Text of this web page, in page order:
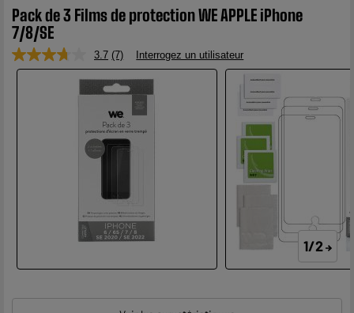
Pack de 3 Films de protection WE APPLE iPhone
7/8/SE
3.7 Lire
7
avis.
Lien
sur
la
même
page.
(7) Interrogez un utilisateur
1/2